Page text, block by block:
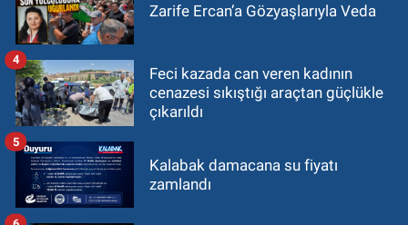
Zarife Ercan’a Gözyaşlarıyla Veda
Feci kazada can veren kadının
cenazesi sıkıştığı araçtan güçlükle
çıkarıldı
4
Kalabak damacana su fiyatı
zamlandı
5